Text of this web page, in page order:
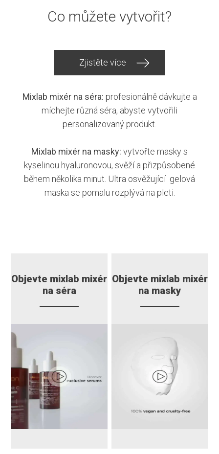
Co můžete vytvořit?
Zjistěte více
Mixlab mixér na séra: profesionálně dávkujte a
míchejte různá séra, abyste vytvořili
personalizovaný produkt.
Mixlab mixér na masky: vytvořte masky s
kyselinou hyaluronovou, svěží a přizpůsobené
během několika minut. Ultra osvěžující gelová
maska se pomalu rozplývá na pleti.
Objevte mixlab mixér
na séra
Objevte mixlab mixér
na masky